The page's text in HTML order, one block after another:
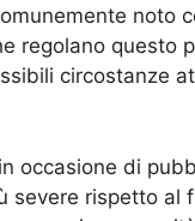
noto
regolano questo
circostanze
occasione di
severe rispetto al